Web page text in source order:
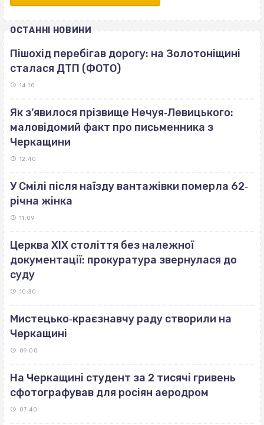
ОСТАННІ НОВИНИ
Пішохід перебігав дорогу: на Золотоніщині
сталася ДТП (ФОТО)
14:10
Як з’явилося прізвище Нечуя‐Левицького:
маловідомий факт про письменника з
Черкащини
12:40
У Смілі після наїзду вантажівки померла 62‐
річна жінка
11:09
Церква ХІХ століття без належної
документації: прокуратура звернулася до
суду
10:30
Мистецько‐краєзнавчу раду створили на
Черкащині
09:00
На Черкащині студент за 2 тисячі гривень
сфотографував для росіян аеродром
07:40